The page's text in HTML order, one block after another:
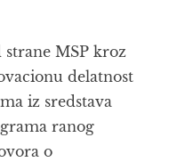
MSP kroz
delatnost
iz sredstava
ranog
o